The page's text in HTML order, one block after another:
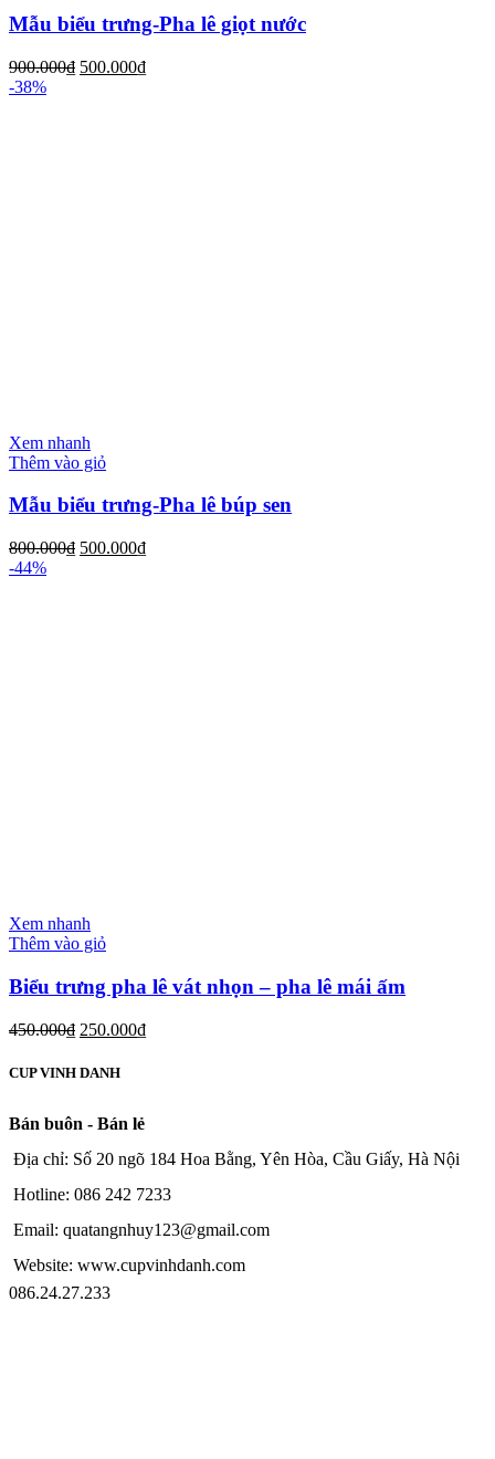
Mẫu biểu trưng-Pha lê giọt nước
900.000₫ 500.000₫
-38%
Xem nhanh
Thêm vào giỏ
Mẫu biểu trưng-Pha lê búp sen
800.000₫ 500.000₫
-44%
Xem nhanh
Thêm vào giỏ
Biểu trưng pha lê vát nhọn – pha lê mái ấm
450.000₫ 250.000₫
CUP VINH DANH
Bán buôn - Bán lẻ
Địa chỉ: Số 20 ngõ 184 Hoa Bằng, Yên Hòa, Cầu Giấy, Hà Nội
Hotline: 086 242 7233
Email: quatangnhuy123@gmail.com
Website: www.cupvinhdanh.com
086.24.27.233